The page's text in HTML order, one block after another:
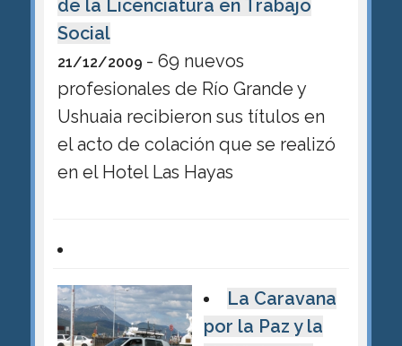
de la Licenciatura en Trabajo
Social
21/12/2009 - 69 nuevos
profesionales de Río Grande y
Ushuaia recibieron sus títulos en
el acto de colación que se realizó
en el Hotel Las Hayas
La Caravana
por la Paz y la